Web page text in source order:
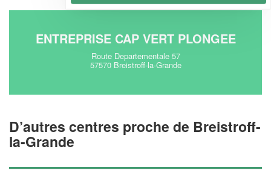
ENTREPRISE CAP VERT PLONGEE
Route Departementale 57
57570 Breistroff-la-Grande
D’autres centres proche de Breistroff-
la-Grande